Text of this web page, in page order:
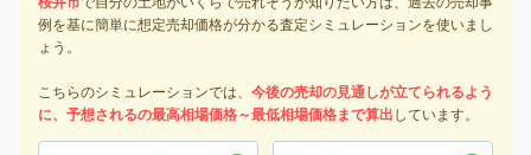
例を基に簡単に想定売却価格が分かる査定シミュレーションを使いまし
ょう。
こちらのシミュレーションでは、 今後の売却の見通しが立てられるよう
に、予想されるの最高相場価格～最低相場価格まで算出 しています。